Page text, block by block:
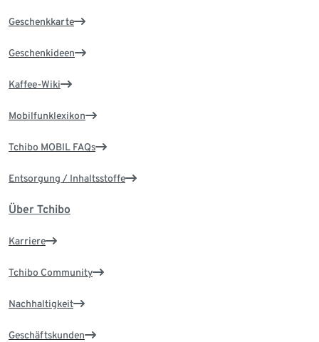
Geschenkkarte
Geschenkideen
Kaffee-Wiki
Mobilfunklexikon
Tchibo MOBIL FAQs
Entsorgung / Inhaltsstoffe
Über Tchibo
Karriere
Tchibo Community
Nachhaltigkeit
Geschäftskunden